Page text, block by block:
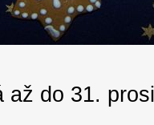
až do 31.